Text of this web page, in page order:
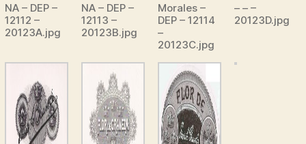
NA – DEP –
12112 –
20123A.jpg
NA – DEP –
12113 –
20123B.jpg
Morales –
DEP – 12114
–
20123C.jpg
– – –
20123D.jpg